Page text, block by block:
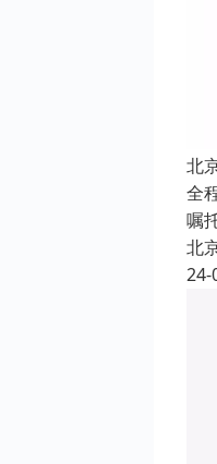
北
全
嘱
北
24-